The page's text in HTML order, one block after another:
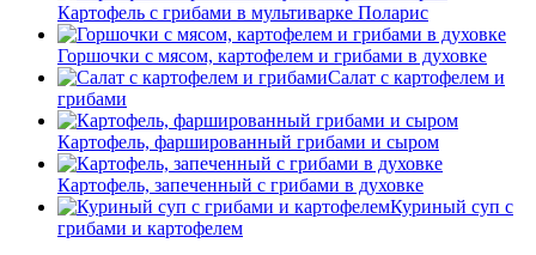
Картофель с грибами в мультиварке Поларис
Горшочки с мясом, картофелем и грибами в духовке
Салат с картофелем и
грибами
Картофель, фаршированный грибами и сыром
Картофель, запеченный с грибами в духовке
Куриный суп с
грибами и картофелем